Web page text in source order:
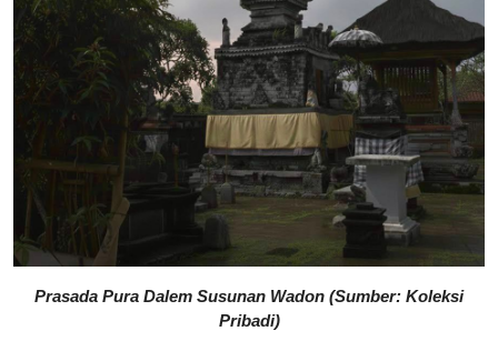
Prasada Pura Dalem Susunan Wadon (Sumber: Koleksi
Pribadi)